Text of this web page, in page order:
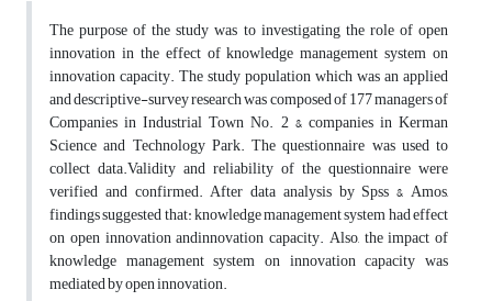
The purpose of the study was to investigating the role of open
innovation in the effect of knowledge management system on
innovation capacity. The study population which was an applied
and descriptive-survey research was composed of 177 managers of
Companies in Industrial Town No. 2 & companies in Kerman
Science and Technology Park. The questionnaire was used to
collect data.Validity and reliability of the questionnaire were
verified and confirmed. After data analysis by Spss & Amos,
findings suggested that: knowledge management system had effect
on open innovation andinnovation capacity. Also, the impact of
knowledge management system on innovation capacity was
mediated by open innovation.